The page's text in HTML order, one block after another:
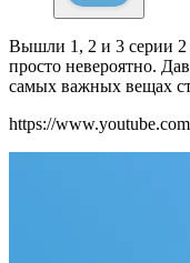
Вышли 1, 2 и 3 серии 2
просто невероятно.
самых важных вещах
https://